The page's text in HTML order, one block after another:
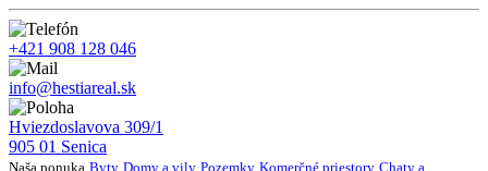
+421 908 128 046
info@hestiareal.sk
Hviezdoslavova 309/1
905 01 Senica
Naša ponuka Byty Domy a vily Pozemky Komerčné priestory Chaty a